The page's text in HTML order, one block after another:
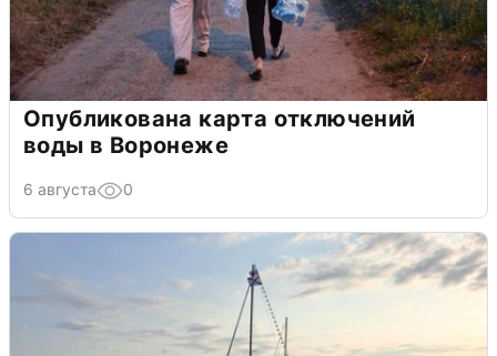
Опубликована карта отключений
воды в Воронеже
6 августа 0